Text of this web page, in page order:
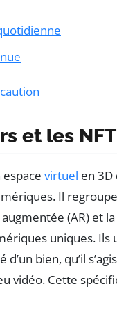
et les NFT
virtuel en
Il
(AR) et
uniques.
bien, qu’il
vidéo. Cette